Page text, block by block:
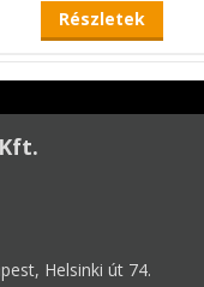
Részletek
Helsinki út 74.